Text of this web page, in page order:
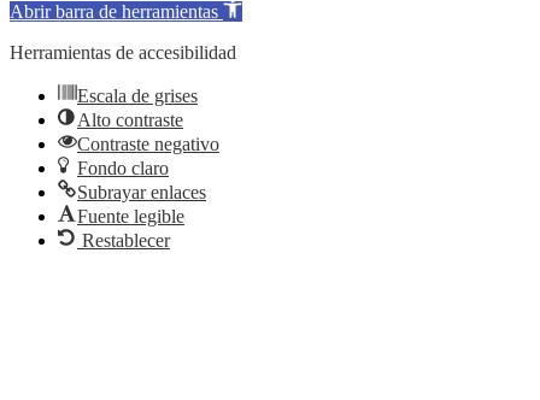
Abrir barra de herramientas
Herramientas de accesibilidad
Escala de grises
Alto contraste
Contraste negativo
Fondo claro
Subrayar enlaces
Fuente legible
Restablecer